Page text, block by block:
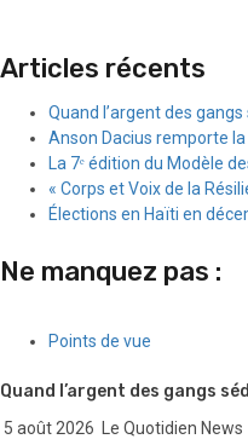
Articles récents
Quand l’argent des
Anson Dacius remporte la
La 7ᵉ édition du Modèle
« Corps et Voix de la
Élections en Haïti en
Ne manquez pas :
Points de vue
Quand l’argent des gangs
5 août 2026 Le Quotidien News